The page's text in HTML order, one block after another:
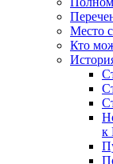
Место
Кто
к